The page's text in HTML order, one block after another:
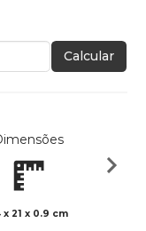
Calcular
x 21 x 0.9 cm